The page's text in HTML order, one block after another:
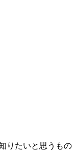
りたいと思うもの